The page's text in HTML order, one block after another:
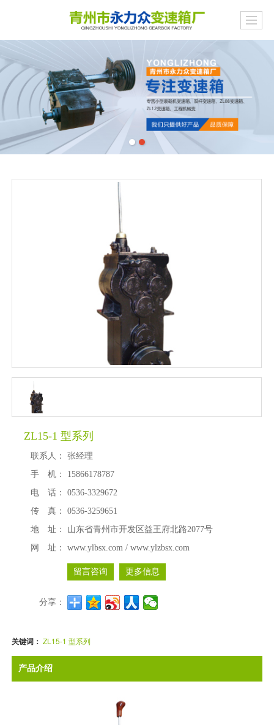
ZL15-1 型系列
联系人：
张经理
手 机：
15866178787
电 话：
0536-3329672
传 真：
0536-3259651
地 址：
山东省青州市开发区益王府北路2077号
网 址：
www.ylbsx.com / www.ylzbsx.com
留言咨询 更多信息
分享：
关键词：ZL15-1 型系列
产品介绍